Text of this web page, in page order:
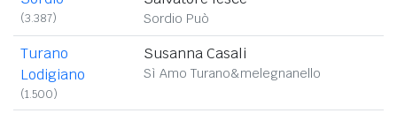
(3.387) Sordio Può
Turano
Lodigiano
(1.500)
Susanna Casali
Sì Amo Turano&melegnanello